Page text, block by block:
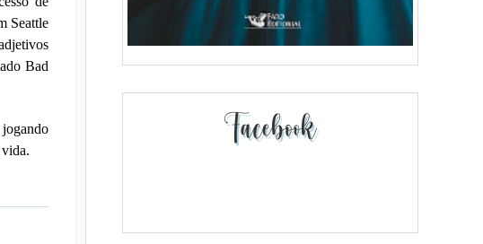
Seattle
Bad
jogando
Facebook